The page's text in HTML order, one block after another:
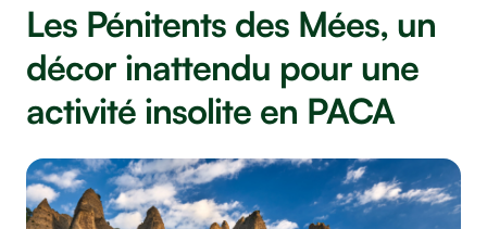
Les Pénitents des Mées, un
décor inattendu pour une
activité insolite en PACA